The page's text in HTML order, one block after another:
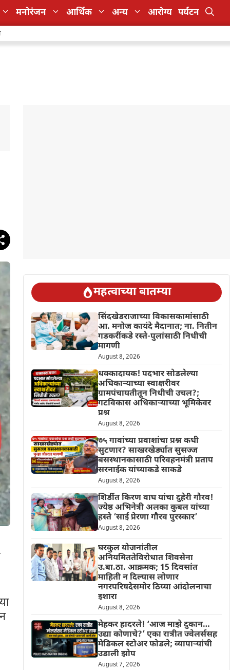
मनोरंजन आर्थिक अन्य आरोग्य पर्यटन
महत्वाच्या बातम्या
सिंदखेडराजाच्या विकासकामांसाठी
आ. मनोज कायंदे मैदानात; ना. नितीन
गडकरींकडे रस्ते-पुलांसाठी निधीची
मागणी
August 8, 2026
धक्कादायक! पदभार सोडलेल्या
अधिकाऱ्याच्या स्वाक्षरीवर
ग्रामपंचायतीतून निधीची उचल?;
गटविकास अधिकाऱ्याच्या भूमिकेवर
प्रश्न
August 8, 2026
७५ गावांच्या प्रवाशांचा प्रश्न कधी
सुटणार? साखरखेर्ड्यात सुसज्ज
बसस्थानकासाठी परिवहनमंत्री प्रताप
सरनाईक यांच्याकडे साकडे
August 8, 2026
शिर्डीत किरण वाघ यांचा दुहेरी गौरव!
ज्येष्ठ अभिनेत्री अलका कुबल यांच्या
हस्ते ‘साई प्रेरणा गौरव पुरस्कार’
August 8, 2026
घरकुल योजनांतील
अनियमिततेविरोधात शिवसेना
उ.बा.ठा. आक्रमक; 15 दिवसांत
माहिती न दिल्यास लोणार
नगरपरिषदेसमोर ठिय्या आंदोलनाचा
इशारा
August 8, 2026
मेहकर हादरले! ‘आज माझे दुकान…
उद्या कोणाचे?’ एका रात्रीत ज्वेलर्ससह
मेडिकल स्टोअर फोडले; व्यापाऱ्यांची
उडाली झोप
August 7, 2026